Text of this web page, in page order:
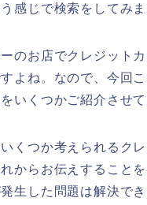
感じで検索をしてみま
のお店でクレジット
よね。なので、今回
いくつかご紹介させて
くつか考えられるク
からお伝えすること
生した問題は解決で